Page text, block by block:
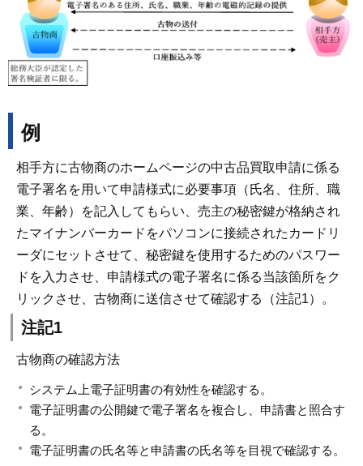
例
相手方に古物商のホームページの中古品買取申請に係る
電子署名を用いて申請様式に必要事項（氏名、住所、職
業、年齢）を記入してもらい、売主の秘密鍵が格納され
たマイナンバーカードをパソコンに接続されたカードリ
ーダにセットさせて、秘密鍵を使用するためのパスワー
ドを入力させ、申請様式の電子署名に係る当該箇所をク
リックさせ、古物商に送信させて確認する（注記1）。
注記1
古物商の確認方法
システム上電子証明書の有効性を確認する。
電子証明書の公開鍵で電子署名を複合し、申請書と照合す
る。
電子証明書の氏名等と申請書の氏名等を目視で確認する。